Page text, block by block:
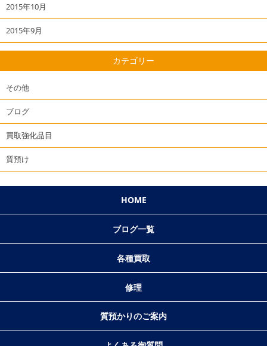
2015年10月
2015年9月
カテゴリー
その他
ブログ
買取強化品目
質預け
HOME
ブログ一覧
各種買取
修理
質預かりのご案内